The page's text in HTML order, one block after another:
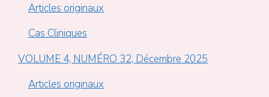
Articles originaux
Cas Cliniques
VOLUME 4, NUMÉRO 32, Décembre 2025
Articles originaux